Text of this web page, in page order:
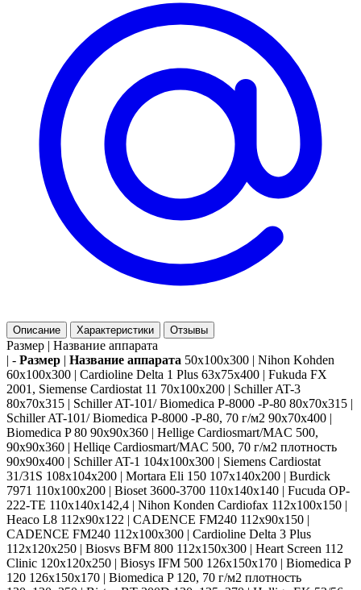
Описание Характеристики Отзывы
Размер | Название аппарата
| - Размер | Название аппарата 50x100x300 | Nihon Kohden
60x100x300 | Cardioline Delta 1 Plus 63x75x400 | Fukuda FX
2001, Siemense Cardiostat 11 70x100x200 | Schiller AT-3
80x70x315 | Schiller AT-101/ Biomedica P-8000 -P-80 80x70x315 |
Schiller AT-101/ Biomedica P-8000 -P-80, 70 г/м2 90x70x400 |
Biomedica P 80 90x90x360 | Hellige Cardiosmart/MAC 500,
90x90x360 | Helliqe Cardiosmart/MAC 500, 70 г/м2 плотность
90x90x400 | Schiller AT-1 104x100x300 | Siemens Cardiostat
31/31S 108x104x200 | Mortara Eli 150 107x140x200 | Burdick
7971 110x100x200 | Bioset 3600-3700 110x140x140 | Fucuda OP-
222-TE 110x140x142,4 | Nihon Konden Cardiofax 112x100x150 |
Heaco L8 112x90x122 | CADENCE FM240 112x90x150 |
CADENCE FM240 112x100x300 | Cardioline Delta 3 Plus
112x120x250 | Biosvs BFM 800 112x150x300 | Heart Screen 112
Clinic 120x120x250 | Biosys IFM 500 126x150x170 | Biomedica P
120 126x150x170 | Biomedica P 120, 70 г/м2 плотность